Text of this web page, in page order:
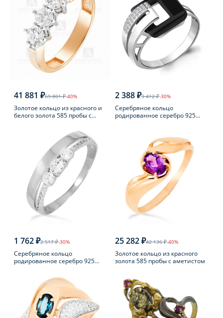
41 881 ₽69 801 ₽-40%
Золотое кольцо из красного и
белого золота 585 пробы с
2 388 ₽3 412 ₽-30%
Серебряное кольцо
родированное серебро 925
1 762 ₽2 517 ₽-30%
Серебряное кольцо
родированное серебро 925
25 282 ₽42 136 ₽-40%
Золотое кольцо из красного
золота 585 пробы с аметистом